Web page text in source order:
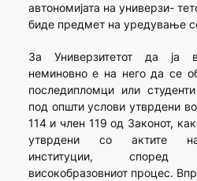
автономијата на универзи-
биде предмет на уредување
За Универзитетот да ја
неминовно е на него да се
последипломци или
под општи услови утврдени
114 и член 119 од Законот,
утврдени со актите на
институции, според
високобразовниот процес.